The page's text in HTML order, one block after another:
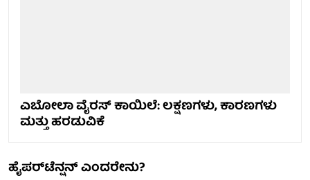
ಎಬೋಲಾ ವೈರಸ್ ಕಾಯಿಲೆ: ಲಕ್ಷಣಗಳು, ಕಾರಣಗಳು
ಮತ್ತು ಹರಡುವಿಕೆ
ಹೈಪರ್‌ಟೆನ್ಷನ್ ಎಂದರೇನು?